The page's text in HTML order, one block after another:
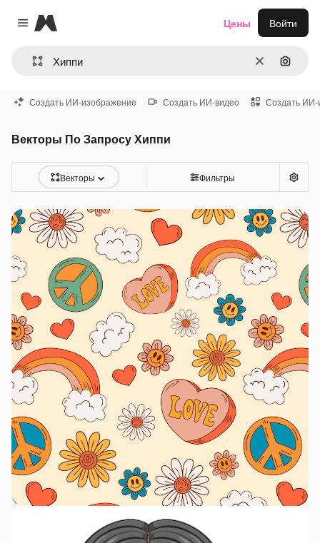
Close menu
Magnific
ОчиститьПоиск
Цены Войти
Создать ИИ-изображение Создать ИИ-видео Создать ИИ-
Векторы По Запросу Хиппи
Векторы Фильтры